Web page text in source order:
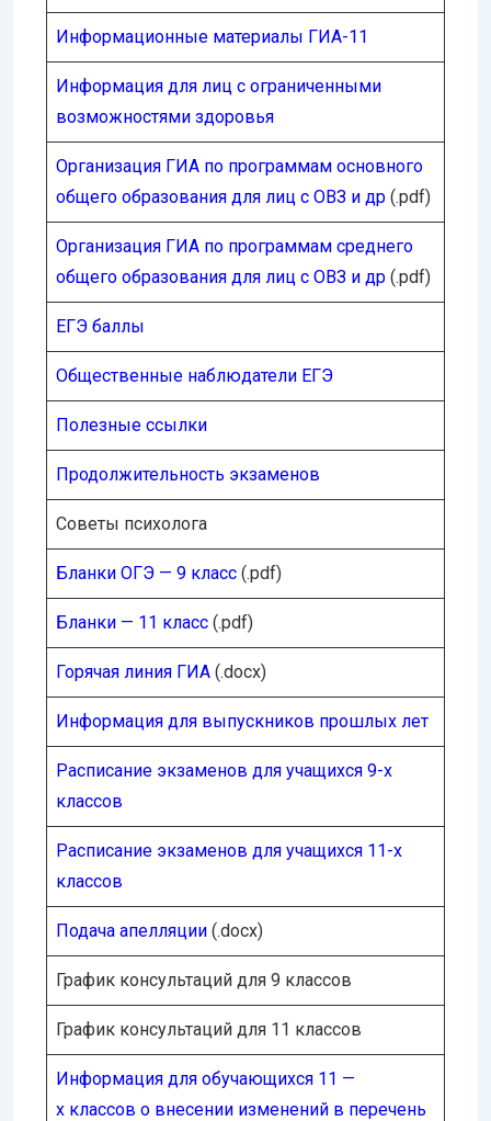
Информационные материалы ГИА-11
Информация для лиц с ограниченными
возможностями здоровья
Организация ГИА по программам основного
общего образования для лиц с ОВЗ и др (.pdf)
Организация ГИА по программам среднего
общего образования для лиц с ОВЗ и др (.pdf)
ЕГЭ баллы
Общественные наблюдатели ЕГЭ
Полезные ссылки
Продолжительность экзаменов
Советы психолога
Бланки ОГЭ — 9 класс (.pdf)
Бланки — 11 класс (.pdf)
Горячая линия ГИА (.docx)
Информация для выпускников прошлых лет
Расписание экзаменов для учащихся 9-х
классов
Расписание экзаменов для учащихся 11-х
классов
Подача апелляции (.docx)
График консультаций для 9 классов
График консультаций для 11 классов
Информация для обучающихся 11 —
х классов о внесении изменений в перечень